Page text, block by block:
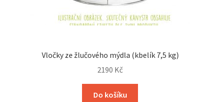
Vločky ze žlučového mýdla (kbelík 7,5 kg)
2190 Kč
Do košíku